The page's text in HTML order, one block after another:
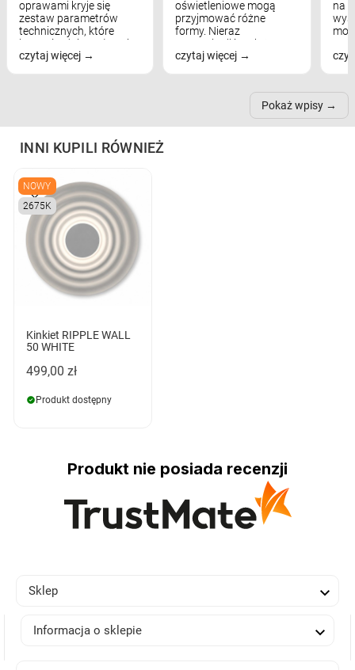
oprawami kryje się
zestaw parametrów
technicznych, które
bezpośrednio wpływają
na komfort widzenia,
czytaj więcej
oświetleniowe mogą
przyjmować różne
formy. Nieraz
wspominaliśmy już
modele na łukowych
nich może przydać się w
czytaj więcej
na
Pokaż wpisy
INNI KUPILI RÓWNIEŻ
NOWY
2675K
Kinkiet RIPPLE WALL
50 WHITE
499,00 zł
Produkt dostępny
Produkt nie posiada recenzji
Sklep 
Informacja o sklepie 